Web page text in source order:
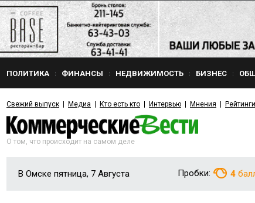
ПОЛИТИКА ФИНАНСЫ НЕДВИЖИМОСТЬ БИЗНЕС
Свежий выпуск Медиа Кто есть кто Интервью Мнения Рейтинги
О том, что происходит на самом деле
В Омске пятница, 7 Августа Пробки: 4